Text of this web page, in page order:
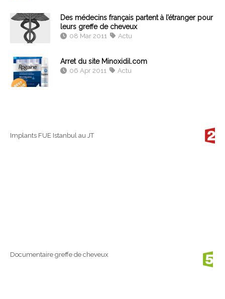
Des médecins français partent à l’étranger pour
leurs greffe de cheveux
08 Mar 2011 Actu
Arret du site Minoxidil.com
06 Apr 2011 Actu
Implants FUE Istanbul au JT
Documentaire greffe de cheveux